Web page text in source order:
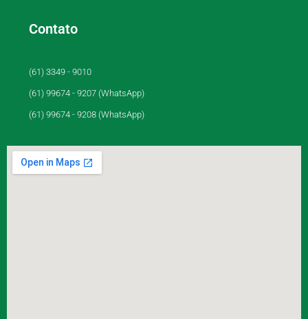
Contato
(61) 3349 - 9010
(61) 99674 - 9207 (WhatsApp)
(61) 99674 - 9208 (WhatsApp)